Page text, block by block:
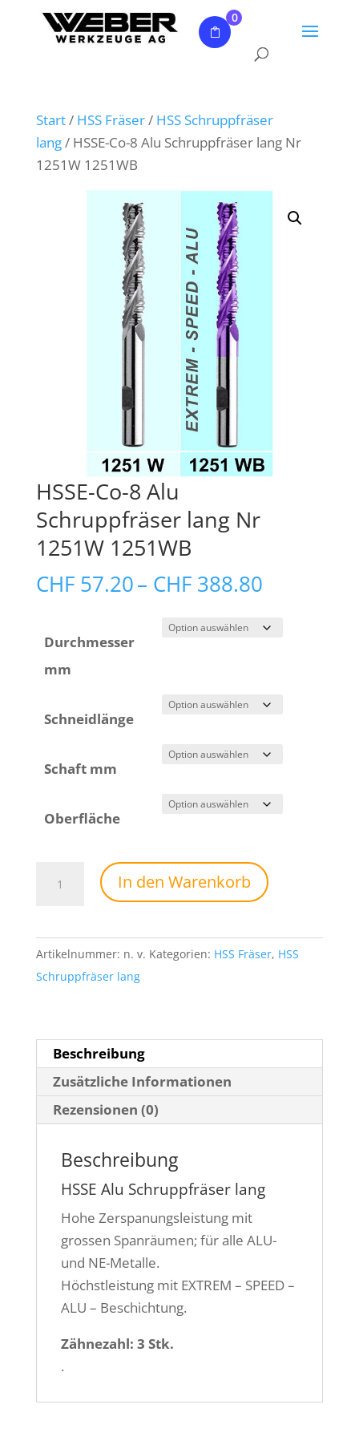
0
Start/ HSS Fräser/ HSS Schruppfräser
lang/ HSSE-Co-8 Alu Schruppfräser lang Nr
1251W 1251WB
HSSE-Co-8 Alu
Schruppfräser lang Nr
1251W 1251WB
CHF57.20– CHF388.80
bis
Durchmesser
mm
Schneidlänge
Schaft mm
Oberfläche
Alu
Schruppfräser
lang
1251WB
Menge
In den Warenkorb
Artikelnummer: n. v. Kategorien: HSS Fräser, HSS
Schruppfräser lang
Beschreibung
Zusätzliche Informationen
Rezensionen (0)
Beschreibung
HSSE Alu Schruppfräser lang
Hohe Zerspanungsleistung mit
grossen Spanräumen; für alle ALU-
und NE-Metalle.
Höchstleistung mit EXTREM – SPEED –
ALU – Beschichtung.
Zähnezahl: 3 Stk.
.